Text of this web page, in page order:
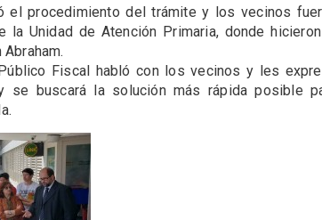
el procedimiento del trámite y los vecinos
la Unidad de Atención Primaria, donde
Fiscal habló con los vecinos y les
se buscará la solución más rápida posible